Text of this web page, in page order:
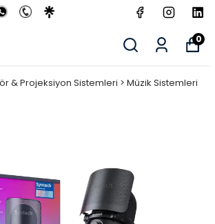
0
& Projeksiyon Sistemleri > Müzik Sistemleri